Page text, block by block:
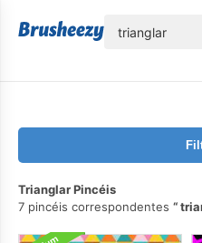
Trianglar Pincéis
7 pincéis correspondentes